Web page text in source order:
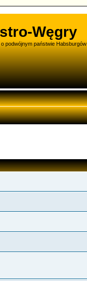
Węgry
podwójnym państwie Habsburgów